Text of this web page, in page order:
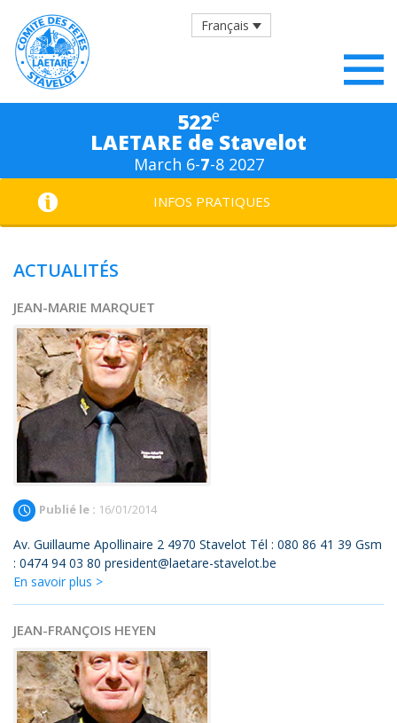
Français
522e
LAETARE de Stavelot
March 6-7-8 2027
INFOS PRATIQUES
ACTUALITÉS
JEAN-MARIE MARQUET
Publié le : 16/01/2014
Av. Guillaume Apollinaire 2 4970 Stavelot Tél : 080 86 41 39 Gsm
: 0474 94 03 80 president@laetare-stavelot.be
En savoir plus >
JEAN-FRANÇOIS HEYEN